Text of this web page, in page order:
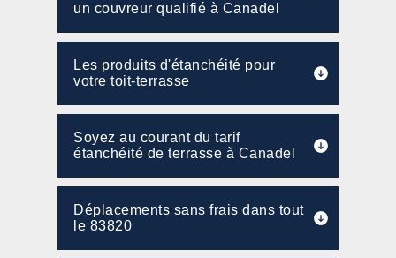
un couvreur qualifié à Canadel
Les produits d'étanchéité pour
votre toit-terrasse
Soyez au courant du tarif
étanchéité de terrasse à Canadel
Déplacements sans frais dans tout
le 83820